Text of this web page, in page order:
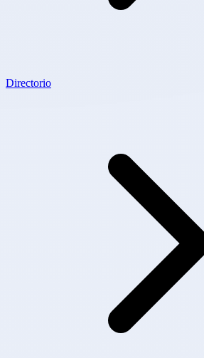
Directorio